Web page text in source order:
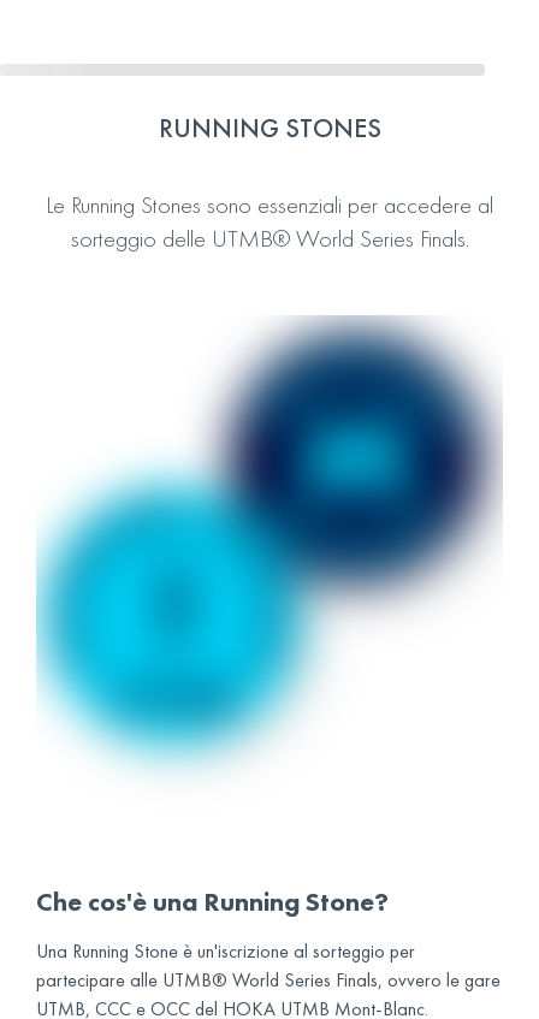
RUNNING STONES
Le Running Stones sono essenziali per accedere al
sorteggio delle UTMB® World Series Finals.
Che cos'è una Running Stone?
Una Running Stone è un'iscrizione al sorteggio per
partecipare alle UTMB® World Series Finals, ovvero le gare
UTMB, CCC e OCC del HOKA UTMB Mont-Blanc.